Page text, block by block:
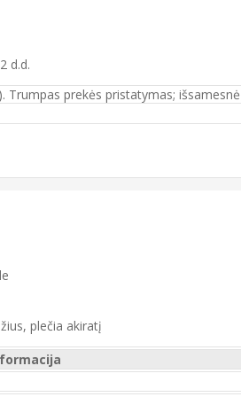
d.d.
Trumpas prekės pristatymas;
plečia akiratį